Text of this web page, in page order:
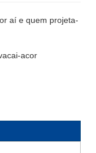
aí e quem projeta-
acor